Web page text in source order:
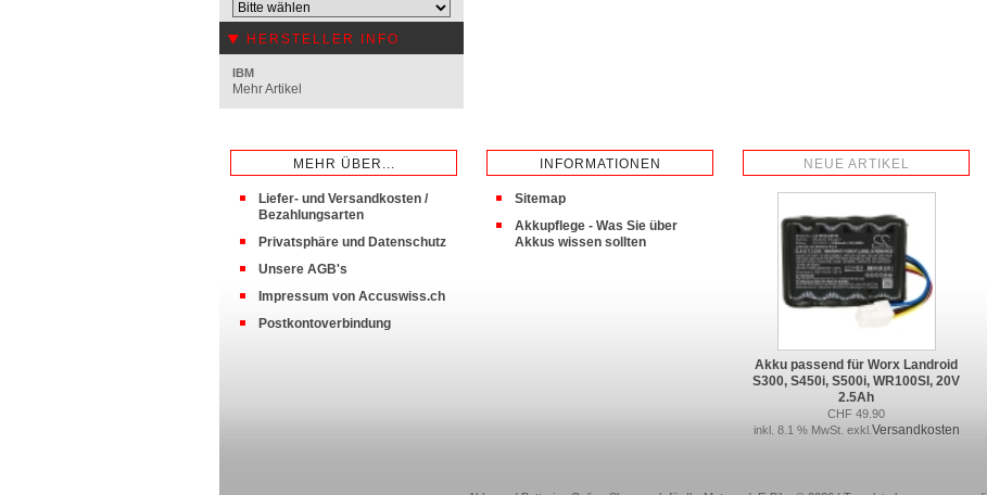
HERSTELLER INFO
IBM
Mehr Artikel
MEHR ÜBER...
Liefer- und Versandkosten /
Bezahlungsarten
Privatsphäre und Datenschutz
Unsere AGB's
Impressum von Accuswiss.ch
Postkontoverbindung
INFORMATIONEN
Sitemap
Akkupflege - Was Sie über
Akkus wissen sollten
NEUE ARTIKEL
Akku passend für Worx Landroid
S300, S450i, S500i, WR100SI, 20V
2.5Ah
CHF 49.90
inkl. 8.1 % MwSt. exkl. Versandkosten